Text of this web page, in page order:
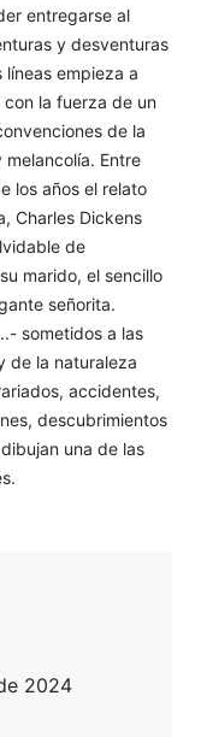
entregarse al
y desventuras
empieza a
la fuerza de un
de la
Entre
los años el relato
Charles Dickens
de
marido, el sencillo
señorita.
sometidos a las
de la naturaleza
accidentes,
descubrimientos
una de las
2024